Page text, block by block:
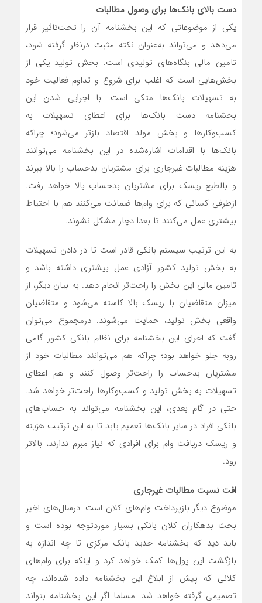
دست بالای بانک‌ها برای وصول مطالبات
یکی از موضوعاتی که این بخشنامه آن را تحت‌‌تاثیر قرار
می‌‌دهد و می‌‌تواند به‌عنوان نکته مثبت درنظر گرفته شود،
تامین مالی بنگاه‌های تولیدی است. بخش تولید یکی از
بخش‌هایی است که اغلب برای شروع و تداوم فعالیت خود
به تسهیلات بانک‌‌ها متکی است. با اجرایی شدن این
بخشنامه دست بانک‌‌ها برای اعطای تسهیلات به
کسب‌وکارها و بخش مولد اقتصاد بازتر می‌‌شود؛ چراکه
بانک‌‌ها با اقدامات اشاره‌شده در این بخشنامه می‌‌توانند
هزینه مطالبات غیرجاری برای مشتریان بدحساب را بالا ببرند
و بالطبع ریسک برای مشتریان بدحساب بالا خواهد رفت.
ازطرفی کسانی که برای وام‌‌ها ضمانت می‌‌کنند هم با احتیاط
بیشتری عمل می‌‌کنند تا بعدا دچار مشکل نشوند.
به این ترتیب سیستم بانکی قادر است تا در دادن تسهیلات
به بخش تولید کشور آزادی عمل بیشتری داشته باشد و
تامین مالی این بخش را راحت‌تر انجام دهد. به بیان دیگر، از
میزان متقاضیان با ریسک بالا کاسته می‌شود و متقاضیان
واقعی بخش تولید، حمایت می‌شوند. درمجموع می‌‌توان
گفت که اجرای این بخشنامه برای نظام بانکی کشور گامی
روبه جلو خواهد بود؛ چراکه هم می‌‌توانند مطالبات خود از
مشتریان بدحساب را راحت‌تر وصول کنند و هم اعطای
تسهیلات به بخش تولید و کسب‌وکارها راحت‌تر خواهد شد.
حتی در گام بعدی، این بخشنامه می‌‌تواند به حساب‌‌های
بانکی افراد در سایر بانک‌‌ها تعمیم یابد تا به این ترتیب هزینه
و ریسک دریافت وام برای افرادی که نیاز مبرم ندارند، بالاتر
رود.
افت نسبت مطالبات غیرجاری
موضوع دیگر بازپرداخت وام‌‌های کلان است. درسال‌های اخیر
بحث بدهکاران کلان بانکی بسیار موردتوجه بوده است و
باید دید که بخشنامه جدید بانک مرکزی تا چه اندازه به
بازگشت این پول‌‌ها کمک خواهد کرد و اینکه برای وام‌‌های
کلانی که پیش از ابلاغ این بخشنامه داده شده‌‌اند، چه
تصمیمی گرفته خواهد شد. مسلما اگر این بخشنامه بتواند